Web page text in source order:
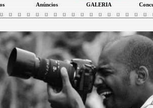
Anúncios GALERIA